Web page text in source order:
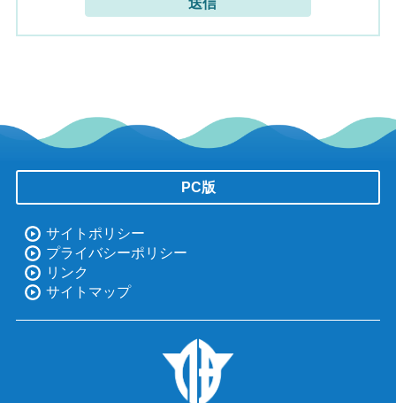
PC版
サイトポリシー
プライバシーポリシー
リンク
サイトマップ